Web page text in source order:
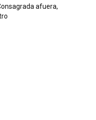
your email.afuera,